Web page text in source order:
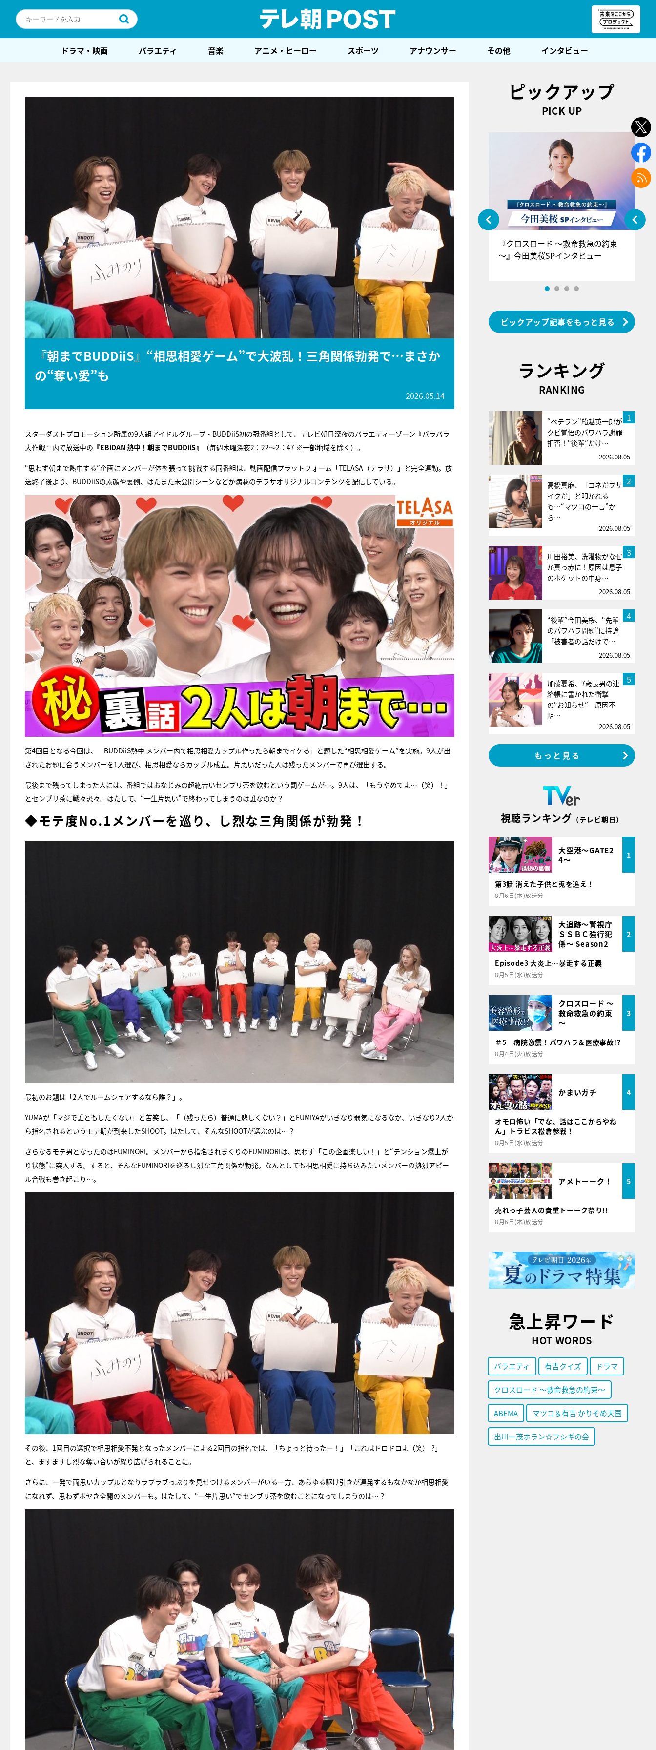
ドラマ・映画 バラエティ 音楽 アニメ・ヒーロー スポーツ アナウンサー その他 インタビュー
『朝までBUDDiiS』“相思相愛ゲーム”で大波乱！三角関係勃発で…まさか
の“奪い愛”も
2026.05.14
スターダストプロモーション所属の9人組アイドルグループ・BUDDiiS初の冠番組として、テレビ朝日深夜のバラエティーゾーン『バラバラ
大作戦』内で放送中の 『EBiDAN 熱中！朝までBUDDiiS』 （毎週木曜深夜2：22〜2：47 ※一部地域を除く）。
“思わず朝まで熱中する”企画にメンバーが体を張って挑戦する同番組は、動画配信プラットフォーム「TELASA（テラサ）」と完全連動。放
送終了後より、BUDDiiSの素顔や裏側、はたまた未公開シーンなどが満載のテラサオリジナルコンテンツを配信している。
第4回目となる今回は、「BUDDiiS熱中 メンバー内で相思相愛カップル作ったら朝までイケる」と題した“相思相愛ゲーム”を実施。9人が出
されたお題に合うメンバーを1人選び、相思相愛ならカップル成立。片思いだった人は残ったメンバーで再び選出する。
最後まで残ってしまった人には、番組ではおなじみの超絶苦いセンブリ茶を飲むという罰ゲームが…。9人は、「もうやめてよ…（笑）！」
とセンブリ茶に戦々恐々。はたして、“一生片思い”で終わってしまうのは誰なのか？
◆モテ度No.1メンバーを巡り、し烈な三角関係が勃発！
最初のお題は「2人でルームシェアするなら誰？」。
YUMAが「マジで誰ともしたくない」と苦笑し、「（残ったら）普通に悲しくない？」とFUMIYAがいきなり弱気になるなか、いきなり2人か
ら指名されるというモテ期が到来したSHOOT。はたして、そんなSHOOTが選ぶのは…？
さらなるモテ男となったのはFUMINORI。メンバーから指名されまくりのFUMINORIは、思わず「この企画楽しい！」と“テンション爆上が
り状態”に突入する。すると、そんなFUMINORIを巡るし烈な三角関係が勃発。なんとしても相思相愛に持ち込みたいメンバーの熱烈アピー
ル合戦も巻き起こり…。
その後、1回目の選択で相思相愛不発となったメンバーによる2回目の指名では、「ちょっと待ったー！」「これはドロドロよ（笑）!?」
と、ますますし烈な奪い合いが繰り広げられることに。
さらに、一発で両思いカップルとなりラブラブっぷりを見せつけるメンバーがいる一方、あらゆる駆け引きが連発するもなかなか相思相愛
になれず、思わずボヤき全開のメンバーも。はたして、“一生片思い”でセンブリ茶を飲むことになってしまうのは…？
ピックアップ
PICK UP
『アイ＝ラブ！げーみんぐ』＝LOV
E齋藤樹愛羅＆佐々木舞香SPインタ
ビュー
『クロスロード ～救命救急の約束
～』今田美桜SPインタビュー
ピックアップ記事をもっと見る
ランキング
RANKING
1
“ベテラン”船越英一郎が
クビ覚悟のパワハラ謝罪
拒否！“後輩”だけ…
2026.08.05
2
高橋真麻、「コネだブサ
イクだ」と叩かれる
も…“マツコの一言”か
ら…
2026.08.05
3
川田裕美、洗濯物がなぜ
か真っ赤に！原因は息子
のポケットの中身…
2026.08.05
4
“後輩”今田美桜、“先輩
のパワハラ問題”に持論
「被害者の話だけで…
2026.08.05
5
加藤夏希、7歳長男の連
絡帳に書かれた衝撃
の“お知らせ” 原因不
明…
2026.08.05
もっと見る
視聴ランキング （テレビ朝日）
大空港～GATE2
4～
1
第3話 消えた子供と兎を追え！
8月6日(木)放送分
大追跡～警視庁
ＳＳＢＣ強行犯
係～ Season2
2
Episode3 大炎上…暴走する正義
8月5日(水)放送分
クロスロード ～
救命救急の約束
～
3
＃5 病院激震！パワハラ＆医療事故!?
8月4日(火)放送分
かまいガチ 4
オモロ怖い「でな、話はここからやね
ん」トラビス松倉参戦！
8月5日(水)放送分
アメトーーク！ 5
売れっ子芸人の貴重トーーク祭り!!
8月6日(木)放送分
急上昇ワード
HOT WORDS
バラエティ 有吉クイズ ドラマ
クロスロード ～救命救急の約束～
ABEMA マツコ＆有吉 かりそめ天国
出川一茂ホラン☆フシギの会